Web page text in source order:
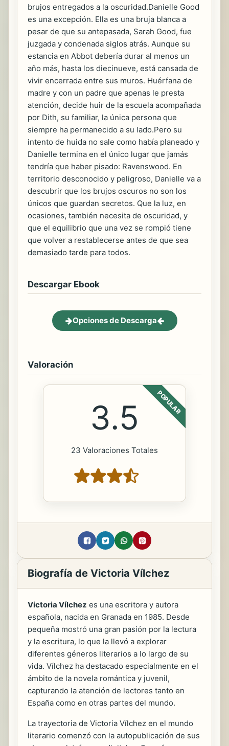
brujos entregados a la oscuridad.Danielle Good
es una excepción. Ella es una bruja blanca a
pesar de que su antepasada, Sarah Good, fue
juzgada y condenada siglos atrás. Aunque su
estancia en Abbot debería durar al menos un
año más, hasta los diecinueve, está cansada de
vivir encerrada entre sus muros. Huérfana de
madre y con un padre que apenas le presta
atención, decide huir de la escuela acompañada
por Dith, su familiar, la única persona que
siempre ha permanecido a su lado.Pero su
intento de huida no sale como había planeado y
Danielle termina en el único lugar que jamás
tendría que haber pisado: Ravenswood. En
territorio desconocido y peligroso, Danielle va a
descubrir que los brujos oscuros no son los
únicos que guardan secretos. Que la luz, en
ocasiones, también necesita de oscuridad, y
que el equilibrio que una vez se rompió tiene
que volver a restablecerse antes de que sea
demasiado tarde para todos.
Descargar Ebook
Opciones de Descarga
Valoración
POPULAR
3.5
23 Valoraciones Totales
Biografía de Victoria Vílchez
Victoria Vílchez es una escritora y autora
española, nacida en Granada en 1985. Desde
pequeña mostró una gran pasión por la lectura
y la escritura, lo que la llevó a explorar
diferentes géneros literarios a lo largo de su
vida. Vílchez ha destacado especialmente en el
ámbito de la novela romántica y juvenil,
capturando la atención de lectores tanto en
España como en otras partes del mundo.
La trayectoria de Victoria Vílchez en el mundo
literario comenzó con la autopublicación de sus